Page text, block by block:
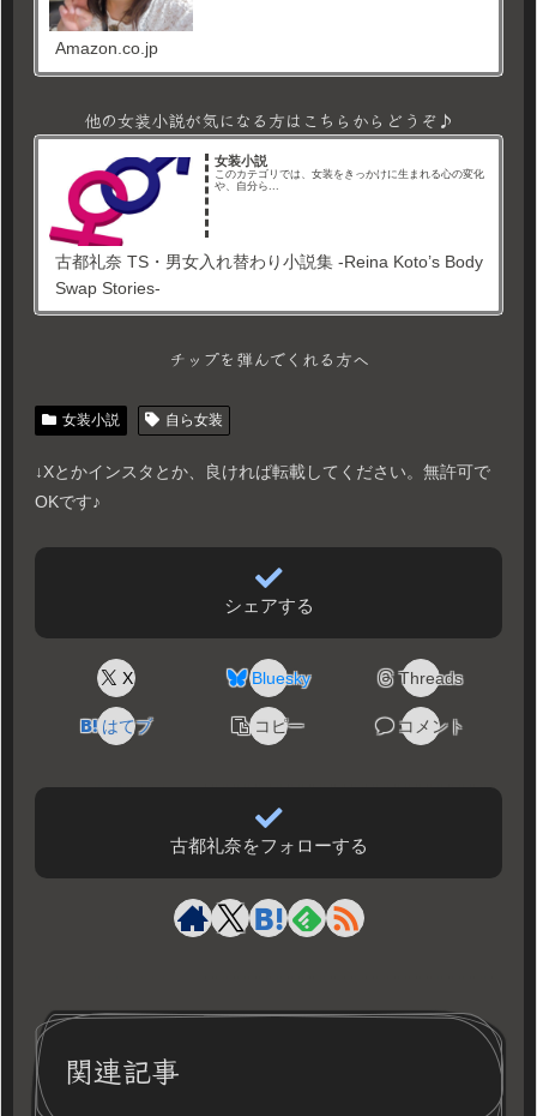
Amazon.co.jp
他の女装小説が気になる方はこちらからどうぞ♪
女装小説
このカテゴリでは、女装をきっかけに生まれる心の変化
や、自分ら...
古都礼奈 TS・男女入れ替わり小説集 -Reina Koto’s Body
Swap Stories-
チップを弾んでくれる方へ
女装小説 自ら女装
↓Xとかインスタとか、良ければ転載してください。無許可で
OKです♪
シェアする
X Bluesky Threads
はてブ コピー コメント
古都礼奈をフォローする
関連記事